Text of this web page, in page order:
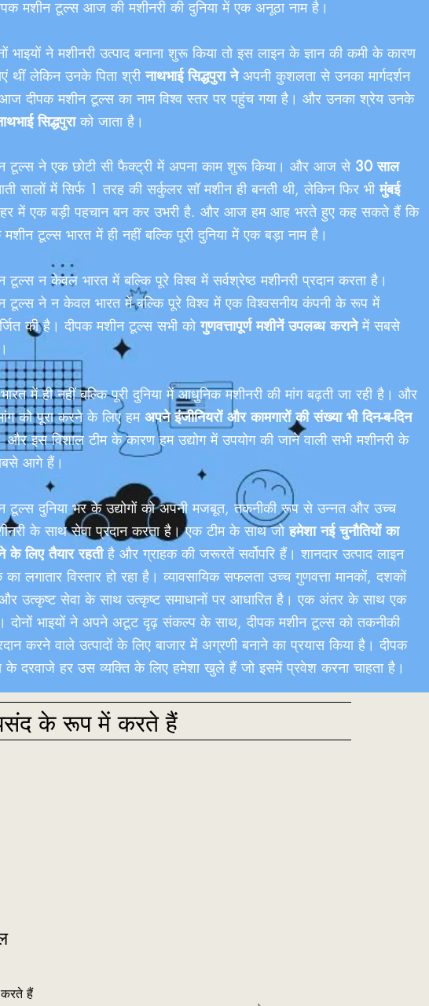
मशीन टूल्स आज की मशीनरी की दुनिया में एक अनूठा नाम है।
भाइयों ने मशीनरी उत्पाद बनाना शुरू किया तो इस लाइन के ज्ञान की कमी के कारण
थीं लेकिन उनके पिता श्रीनाथभाई सिद्धपुरा नेअपनी कुशलता से उनका मार्गदर्शन
दीपक मशीन टूल्स का नाम विश्व स्तर पर पहुंच गया है। और उनका श्रेय उनके
सिद्धपुराको जाता है।
टूल्स ने एक छोटी सी फैक्ट्री में अपना काम शुरू किया। और आज से 30 साल
सालों में सिर्फ 1 तरह की सर्कुलर सॉ मशीन ही बनती थी, लेकिन फिर भीमुंबई
में एक बड़ी पहचान बन कर उभरी है. और आज हम आह भरते हुए कह सकते हैं कि
टूल्स भारत में ही नहीं बल्कि पूरी दुनिया में एक बड़ा नाम है।
टूल्स न केवल भारत में बल्कि पूरे विश्व में सर्वश्रेष्ठ मशीनरी प्रदान करता है।
टूल्स ने न केवल भारत में बल्कि पूरे विश्व में एक विश्वसनीय कंपनी के रूप में
की है। दीपक मशीन टूल्स सभी कोगुणवत्तापूर्ण मशीनें उपलब्ध करानेमें सबसे
में ही नहीं बल्कि पूरी दुनिया में आधुनिक मशीनरी की मांग बढ़ती जा रही है। और
को पूरा करने के लिए हम अपने इंजीनियरों और कामगारों की संख्या भी दिन-ब-दिन
इस विशाल टीम के कारण हम उद्योग में उपयोग की जाने वाली सभी मशीनरी के
आगे हैं।
टूल्स दुनिया भर के उद्योगों को अपनी मजबूत, तकनीकी रूप से उन्नत और उच्च
के साथ सेवा प्रदान करता है। एक टीम के साथ जोहमेशा नई चुनौतियों का
के लिए तैयार रहतीहै और ग्राहक की जरूरतें सर्वोपरि हैं। शानदार उत्पाद लाइन
लगातार विस्तार हो रहा है। व्यावसायिक सफलता उच्च गुणवत्ता मानकों, दशकों
उत्कृष्ट सेवा के साथ उत्कृष्ट समाधानों पर आधारित है। एक अंतर के साथ एक
दोनों भाइयों ने अपने अटूट दृढ़ संकल्प के साथ, दीपक मशीन टूल्स को तकनीकी
करने वाले उत्पादों के लिए बाजार में अग्रणी बनाने का प्रयास किया है। दीपक
के दरवाजे हर उस व्यक्ति के लिए हमेशा खुले हैं जो इसमें प्रवेश करना चाहता है।
पसंद के रूप में करते हैं
करते हैं